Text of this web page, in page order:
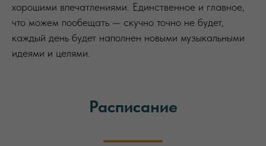
хорошими впечатлениями. Единственное и главное,
что можем пообещать — скучно точно не будет,
каждый день будет наполнен новыми музыкальными
идеями и целями.
Расписание